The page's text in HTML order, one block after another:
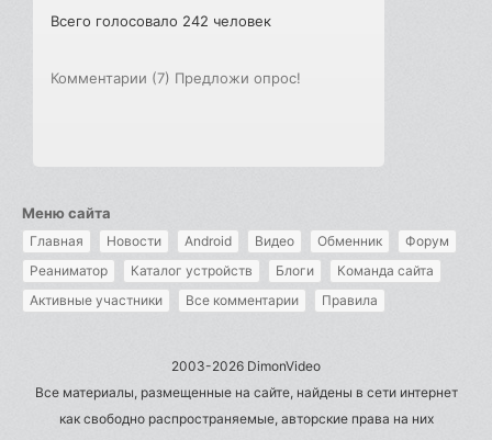
Всего голосовало 242 человек
Комментарии (7) Предложи опрос!
Меню сайта
Главная Новости Android Видео Обменник
Форум
Реаниматор
Каталог устройств Блоги
Команда сайта
Активные участники
Все комментарии Правила
2003-2026 DimonVideo
Все материалы, размещенные на сайте, найдены в сети интернет
как свободно распространяемые, авторские права на них